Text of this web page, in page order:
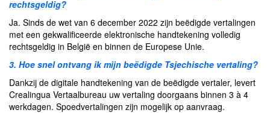
rechtsgeldig?
Ja. Sinds de wet van 6 december 2022 zijn beëdigde vertalingen
met een gekwalificeerde elektronische handtekening volledig
rechtsgeldig in België en binnen de Europese Unie.
3. Hoe snel ontvang ik mijn beëdigde Tsjechische vertaling?
Dankzij de digitale handtekening van de beëdigde vertaler, levert
Crealingua Vertaalbureau uw vertaling doorgaans binnen 3 à 4
werkdagen. Spoedvertalingen zijn mogelijk op aanvraag.